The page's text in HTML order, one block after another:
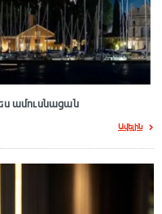
ամուսնացան
Ավելին